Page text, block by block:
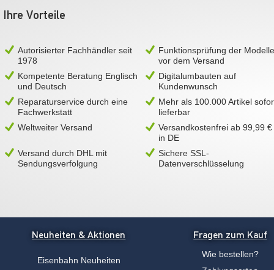
Ihre Vorteile
Autorisierter Fachhändler seit
1978
Funktionsprüfung der Modelle
vor dem Versand
Kompetente Beratung Englisch
und Deutsch
Digitalumbauten auf
Kundenwunsch
Reparaturservice durch eine
Fachwerkstatt
Mehr als 100.000 Artikel
lieferbar
Weltweiter Versand
Versandkostenfrei ab 99,99 €
in DE
Versand durch DHL mit
Sendungsverfolgung
Sichere SSL-
Datenverschlüsselung
Neuheiten & Aktionen
Eisenbahn Neuheiten
Fragen zum Kauf
Wie bestellen?